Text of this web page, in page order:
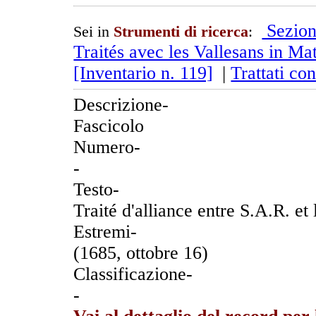
Sei in Strumenti di ricerca:
Traités avec les Vallesans in
[Inventario n. 119] |Trattati
Descrizione-
Fascicolo
Numero-
-
Testo-
Traité d'alliance entre S.A.R. et
Estremi-
(1685, ottobre 16)
Classificazione-
-